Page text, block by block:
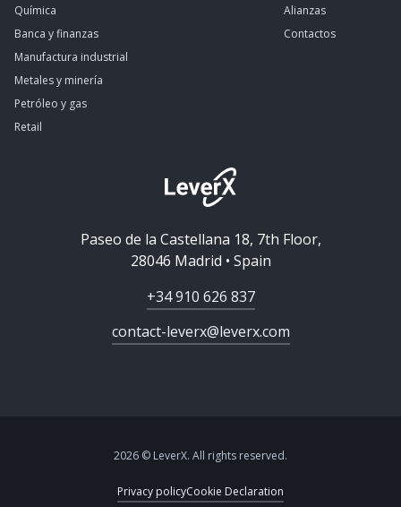
Química
Banca y finanzas
Manufactura industrial
Metales y minería
Petróleo y gas
Retail
Alianzas
Contactos
Paseo de la Castellana 18, 7th Floor,
28046 Madrid • Spain
+34 910 626 837
contact-leverx@leverx.com
2026 © LeverX. All rights reserved.
Privacy policyCookie Declaration